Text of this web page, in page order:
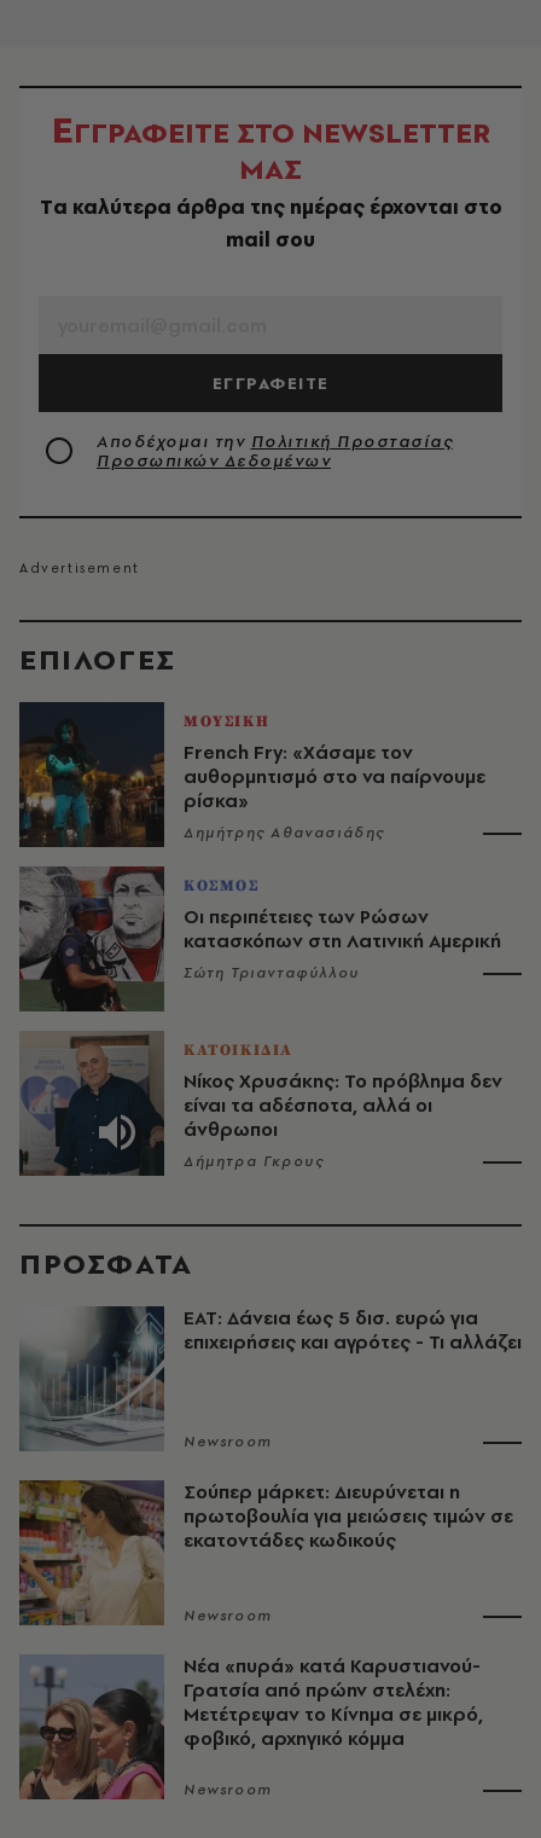
EΠΙΛΟΓΈΣ
ΜΟΥΣΙΚΗ
French Fry: «Χάσαμε τον
αυθορμητισμό στο να παίρνουμε
ρίσκα»
Δημήτρης Αθανασιάδης
ΚΟΣΜΟΣ
Οι περιπέτειες των Ρώσων
κατασκόπων στη Λατινική Αμερική
Σώτη Τριανταφύλλου
ΚΑΤΟΙΚΙΔΙΑ
Νίκος Χρυσάκης: Το πρόβλημα δεν
είναι τα αδέσποτα, αλλά οι
άνθρωποι
Δήμητρα Γκρους
ΕΓΓΡΑΦΕΙΤΕ ΣΤΟ NEWSLETTER
ΜΑΣ
Tα καλύτερα άρθρα της ημέρας έρχονται στο
mail σου
ΕΓΓΡΑΦΕΙΤΕ
Αποδέχομαι την Πολιτική Προστασίας
Προσωπικών Δεδομένων
ΠΡΟΣΦΑΤΑ
ΕΑΤ: Δάνεια έως 5 δισ. ευρώ για
επιχειρήσεις και αγρότες - Τι αλλάζει
Newsroom
Σούπερ μάρκετ: Διευρύνεται η
πρωτοβουλία για μειώσεις τιμών σε
εκατοντάδες κωδικούς
Newsroom
Νέα «πυρά» κατά Καρυστιανού-
Γρατσία από πρώην στελέχη:
Μετέτρεψαν το Κίνημα σε μικρό,
φοβικό, αρχηγικό κόμμα
Newsroom